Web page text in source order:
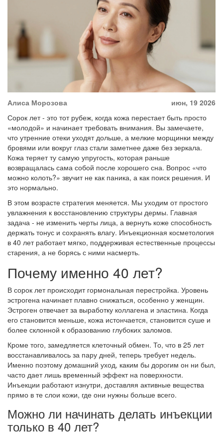
Алиса Морозова
июн, 19 2026
Сорок лет - это тот рубеж, когда кожа перестает быть просто
«молодой» и начинает требовать внимания. Вы замечаете,
что утренние отеки уходят дольше, а мелкие морщинки между
бровями или вокруг глаз стали заметнее даже без зеркала.
Кожа теряет ту самую упругость, которая раньше
возвращалась сама собой после хорошего сна. Вопрос «что
можно колоть?» звучит не как паника, а как поиск решения. И
это нормально.
В этом возрасте стратегия меняется. Мы уходим от простого
увлажнения к восстановлению структуры дермы. Главная
задача - не изменить черты лица, а вернуть коже способность
держать тонус и сохранять влагу. Инъекционная косметология
в 40 лет работает мягко, поддерживая естественные процессы
старения, а не борясь с ними насмерть.
Почему именно 40 лет?
В сорок лет происходит гормональная перестройка. Уровень
эстрогена начинает плавно снижаться, особенно у женщин.
Эстроген отвечает за выработку коллагена и эластина. Когда
его становится меньше, кожа истончается, становится суше и
более склонной к образованию глубоких заломов.
Кроме того, замедляется клеточный обмен. То, что в 25 лет
восстанавливалось за пару дней, теперь требует недель.
Именно поэтому домашний уход, каким бы дорогим он ни был,
часто дает лишь временный эффект на поверхности.
Инъекции работают изнутри, доставляя активные вещества
прямо в те слои кожи, где они нужны больше всего.
Можно ли начинать делать инъекции
только в 40 лет?